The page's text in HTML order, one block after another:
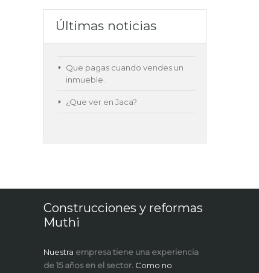
Últimas noticias
Que pagas cuando vendes un
inmueble.
¿Que ver en Jaca?
Construcciones y reformas
Muthi
Nuestra empresa tiene una experiencia
de 15 años en el sector . Como no